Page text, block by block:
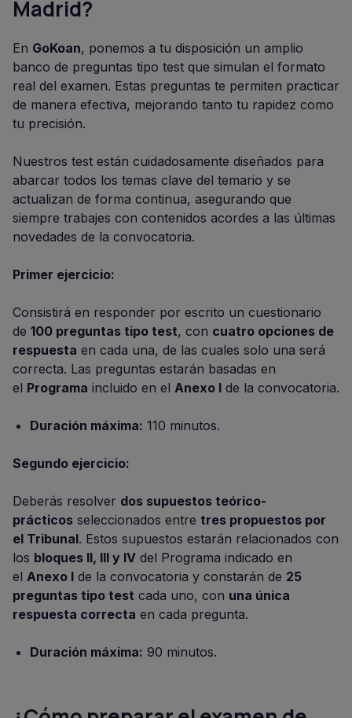
Madrid?
En GoKoan, ponemos a tu disposición un amplio
banco de preguntas tipo test que simulan el formato
real del examen. Estas preguntas te permiten practicar
de manera efectiva, mejorando tanto tu rapidez como
tu precisión.
Nuestros test están cuidadosamente diseñados para
abarcar todos los temas clave del temario y se
actualizan de forma continua, asegurando que
siempre trabajes con contenidos acordes a las últimas
novedades de la convocatoria.
Primer ejercicio:
Consistirá en responder por escrito un cuestionario
de 100 preguntas tipo test, con cuatro opciones de
respuesta en cada una, de las cuales solo una será
correcta. Las preguntas estarán basadas en
el Programa incluido en el Anexo I de la convocatoria.
Duración máxima: 110 minutos.
Segundo ejercicio:
Deberás resolver dos supuestos teórico-
prácticos seleccionados entre tres propuestos por
el Tribunal. Estos supuestos estarán relacionados con
los bloques II, III y IV del Programa indicado en
el Anexo I de la convocatoria y constarán de 25
preguntas tipo test cada uno, con una única
respuesta correcta en cada pregunta.
Duración máxima: 90 minutos.